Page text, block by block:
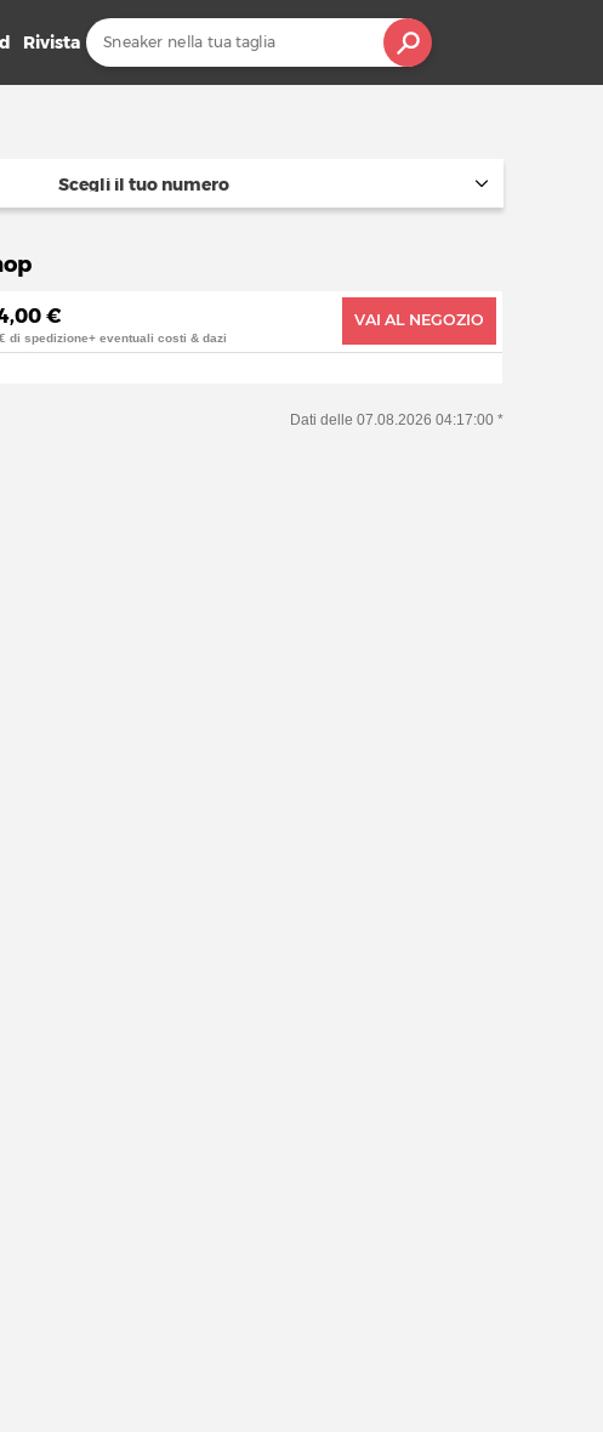
Rivista
Scegli il tuo numero
€
di spedizione+ eventuali costi & dazi
VAI AL NEGOZIO
Dati delle 07.08.2026 04:17:00 *